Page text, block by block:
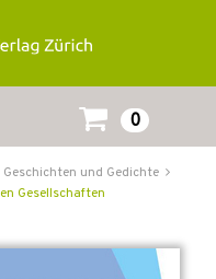
0
Geschichten und Gedichte
Gesellschaften